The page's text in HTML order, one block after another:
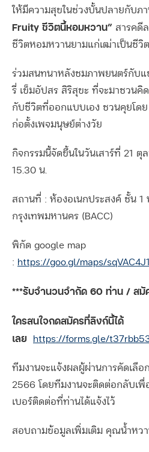
ให้มีความสุขในช่วงบั้นปลายกับภ
Fruity ชีวิตนี้หอมหวาน” สารคดี
ชีวิตหอมหวานยามแก่เฒ่าเป็นชีวิต
ร่วมสนทนาหลังชมภาพยนตร์กับ
รี่ เข็มอัปสร สิริสุขะ ที่จะมาชวนคิ
กับชีวิตที่ออกแบบเอง ชวนคุยโด
ก่อตั้งเพจมนุษย์ต่างวัย
กิจกรรมนี้จัดขึ้นในวันเสาร์ที่ 21 ตุ
15.30 น.
สถานที่ : ห้องอเนกประสงค์ ชั้น
กรุงเทพมหานคร (BACC)
พิกัด google map
: https://goo.gl/maps/
***รับจำนวนจำกัด 60 ท่าน / สมั
ใครสนใจกดสมัครที่ลิงก์นี้ได้
เลย
https://forms.gle/
ทีมงานจะแจ้งผลผู้ผ่านการคัดเลือ
2566 โดยทีมงานจะติดต่อกลับเพื่
เบอร์ติดต่อที่ท่านได้แจ้งไว้
สอบถามข้อมูลเพิ่มเติม คุณน้ำหว